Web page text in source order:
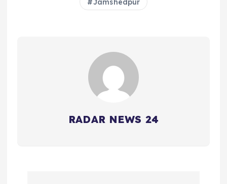
Jamshedpur
RADAR NEWS 24